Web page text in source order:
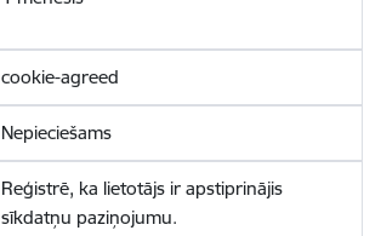
cookie-agreed
Nepieciešams
Reģistrē, ka lietotājs ir apstiprinājis
sīkdatņu paziņojumu.